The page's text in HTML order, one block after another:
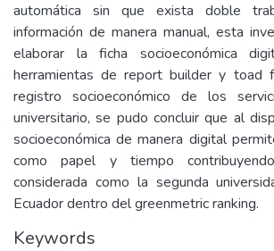
automática sin que exista doble
información de manera manual, esta
elaborar la ficha socioeconómica
herramientas de report builder y toad
registro socioeconómico de los
universitario, se pudo concluir que al
socioeconómica de manera digital
como papel y tiempo
considerada como la segunda
Ecuador dentro del greenmetric ranking.
Keywords